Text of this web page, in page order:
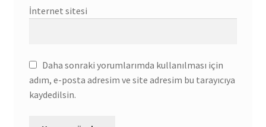
İnternet sitesi
Daha sonraki yorumlarımda kullanılması için
adım, e-posta adresim ve site adresim bu tarayıcıya
kaydedilsin.